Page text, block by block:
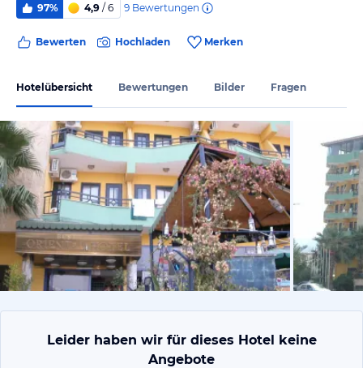
97% 4,9 / 6 9 Bewertungen
Bewerten Hochladen Merken
Hotelübersicht Bewertungen Bilder Fragen
von Jörg,
Leider haben wir für dieses Hotel keine
Angebote